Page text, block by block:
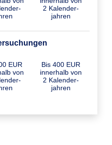
2 Kalender­
jahren
EUR
von
Bis 400 EUR
inner­halb von
2 Kalender­
jahren